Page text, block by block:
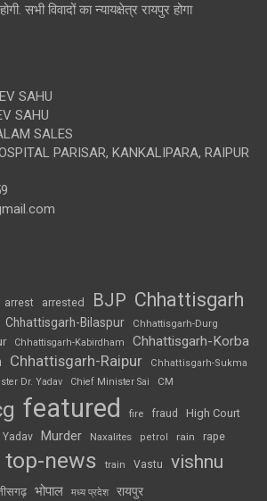
सभी विवादों का न्यायक्षेत्र रायपुर होगा
SAHU
SAHU
SALES
PARISAR, KANKALIPARA, RAIPUR
arrest arrested BJP Chhattisgarh
Chhattisgarh-Bilaspur Chhattisgarh-Durg
Chhattisgarh-Kabirdham Chhattisgarh-Korba
Chhattisgarh-Raipur
Chhattisgarh-Sukma
Dr. Yadav Chief Minister Sai CM
featured fire fraud High Court
Yadav Murder Naxalites petrol rain rape
top-news train Vastu vishnu
भोपाल मध्य प्रदेश रायपुर